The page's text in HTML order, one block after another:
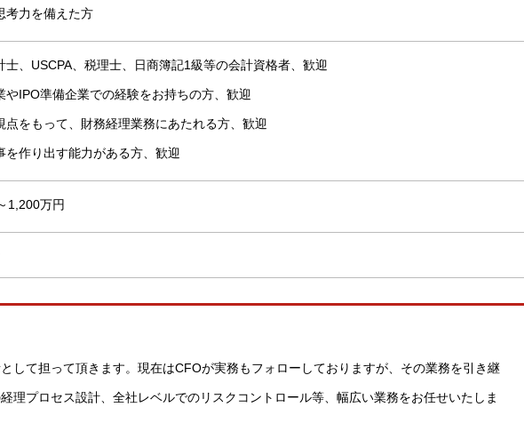
考力を備えた方
士、USCPA、税理士、日商簿記1級等の会計資格者、歓迎
やIPO準備企業での経験をお持ちの方、歓迎
点をもって、財務経理業務にあたれる方、歓迎
を作り出す能力がある方、歓迎
1,200万円
して担って頂きます。現在はCFOが実務もフォローしておりますが、その業務を引き継
理プロセス設計、全社レベルでのリスクコントロール等、幅広い業務をお任せいたしま